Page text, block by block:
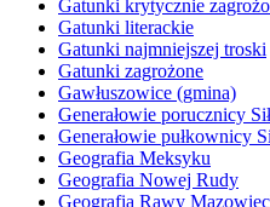
Gatunki krytycznie
Gatunki literackie
Gatunki najmniejszej troski
Gatunki zagrożone
Gawłuszowice (gmina)
Generałowie porucznicy
Generałowie pułkownicy
Geografia Meksyku
Geografia Nowej Rudy
Geografia Rawy